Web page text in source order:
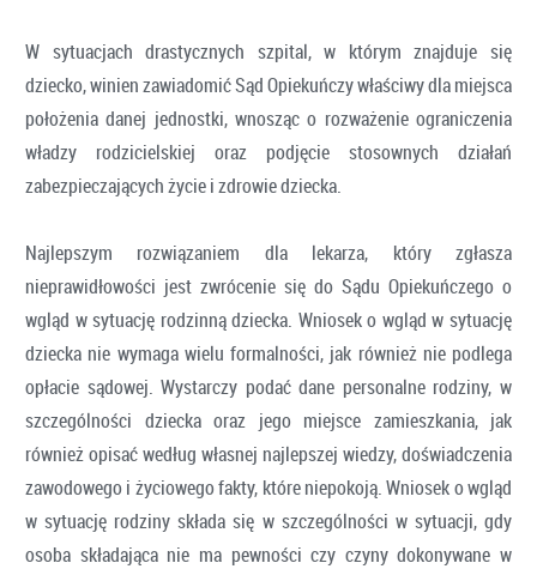
W sytuacjach drastycznych szpital, w którym znajduje się
dziecko, winien zawiadomić Sąd Opiekuńczy właściwy dla miejsca
położenia danej jednostki, wnosząc o rozważenie ograniczenia
władzy rodzicielskiej oraz podjęcie stosownych działań
zabezpieczających życie i zdrowie dziecka.
Najlepszym rozwiązaniem dla lekarza, który zgłasza
nieprawidłowości jest zwrócenie się do Sądu Opiekuńczego o
wgląd w sytuację rodzinną dziecka. Wniosek o wgląd w sytuację
dziecka nie wymaga wielu formalności, jak również nie podlega
opłacie sądowej. Wystarczy podać dane personalne rodziny, w
szczególności dziecka oraz jego miejsce zamieszkania, jak
również opisać według własnej najlepszej wiedzy, doświadczenia
zawodowego i życiowego fakty, które niepokoją. Wniosek o wgląd
w sytuację rodziny składa się w szczególności w sytuacji, gdy
osoba składająca nie ma pewności czy czyny dokonywane w